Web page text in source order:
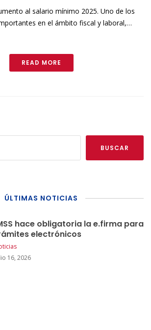
al salario mínimo 2025. Uno de los
en el ámbito fiscal y laboral,…
READ MORE
BUSCAR
ÚLTIMAS NOTICIAS
hace obligatoria la e.firma para
electrónicos
16, 2026